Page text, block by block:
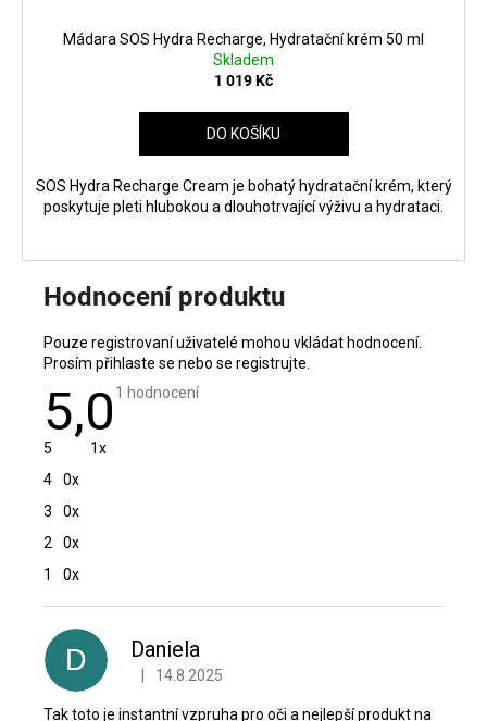
Mádara SOS Hydra Recharge, Hydratační krém 50 ml
Skladem
1 019 Kč
DO KOŠÍKU
SOS Hydra Recharge Cream je bohatý hydratační krém, který
poskytuje pleti hlubokou a dlouhotrvající výživu a hydrataci.
Hodnocení produktu
Pouze registrovaní uživatelé mohou vkládat hodnocení.
Prosím přihlaste se nebo se registrujte
5,0 Průměrné
1 hodnocení
5
1x
4
0x
3
0x
2
0x
1
0x
p
i
h
D Daniela
Hodnocení produktu je 5 z 5 hvězdiček.
14.8.2025
Tak toto je instantní vzpruha pro oči a nejlepší produkt na